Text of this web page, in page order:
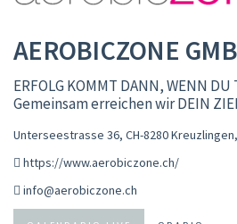
AEROBICZONE
ERFOLG KOMMT DANN, WENN DU
Gemeinsam erreichen wir DEIN
Unterseestrasse 36, CH-8280 Kreuzlingen,
https://www.aerobiczone.ch/
info@aerobiczone.ch